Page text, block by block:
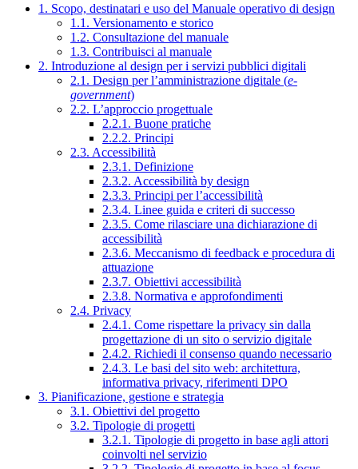
1. Scopo, destinatari e uso del Manuale operativo di design
1.1. Versionamento e storico
1.2. Consultazione del manuale
1.3. Contribuisci al manuale
2. Introduzione al design per i servizi pubblici digitali
2.1. Design per l’amministrazione digitale (e-
government)
2.2. L’approccio progettuale
2.2.1. Buone pratiche
2.2.2. Principi
2.3. Accessibilità
2.3.1. Definizione
2.3.2. Accessibilità by design
2.3.3. Principi per l’accessibilità
2.3.4. Linee guida e criteri di successo
2.3.5. Come rilasciare una dichiarazione di
accessibilità
2.3.6. Meccanismo di feedback e procedura di
attuazione
2.3.7. Obiettivi accessibilità
2.3.8. Normativa e approfondimenti
2.4. Privacy
2.4.1. Come rispettare la privacy sin dalla
progettazione di un sito o servizio digitale
2.4.2. Richiedi il consenso quando necessario
2.4.3. Le basi del sito web: architettura,
informativa privacy, riferimenti DPO
3. Pianificazione, gestione e strategia
3.1. Obiettivi del progetto
3.2. Tipologie di progetti
3.2.1. Tipologie di progetto in base agli attori
coinvolti nel servizio